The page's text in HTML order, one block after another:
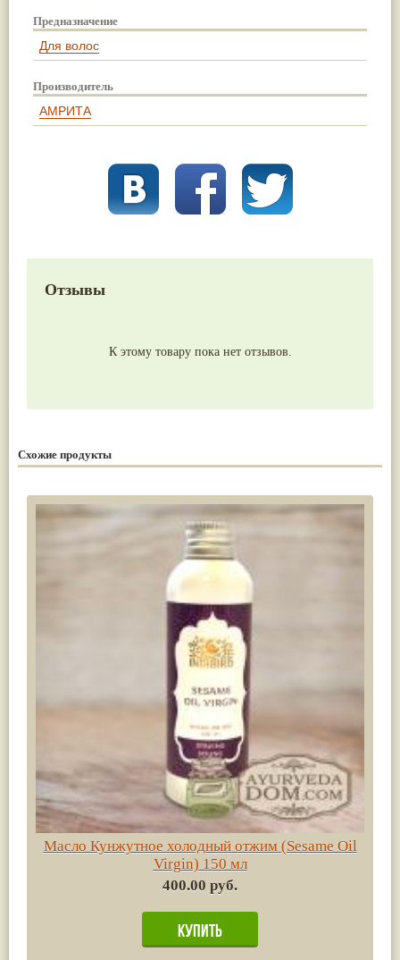
Предназначение
Для волос
Производитель
АМРИТА
Отзывы
К этому товару пока нет отзывов.
Схожие продукты
Масло Кунжутное холодный отжим (Sesame Oil
Virgin) 150 мл
400.00 руб.